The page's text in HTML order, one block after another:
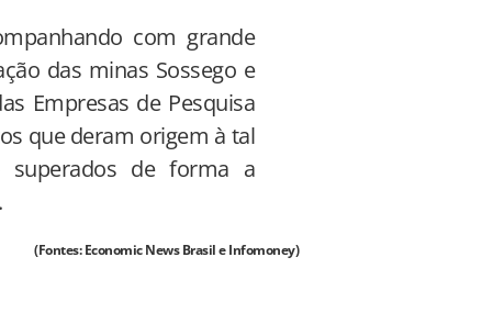
com grande
das minas Sossego e
Empresas de Pesquisa
que deram origem à tal
superados de forma a
(Fontes: Economic News Brasil e Infomoney)